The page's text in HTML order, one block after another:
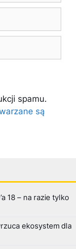
spamu.
są
18 – na razie tylko
ekosystem dla